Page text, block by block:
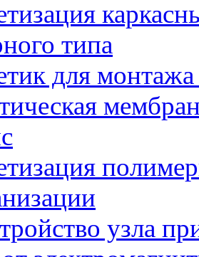
типа
для
узла